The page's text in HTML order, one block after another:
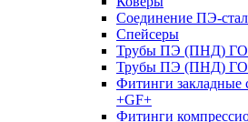
Соединение ПЭ-
Спейсеры
Трубы ПЭ (ПНД)
Трубы ПЭ (ПНД)
Фитинги закладные
+GF+
Фитинги